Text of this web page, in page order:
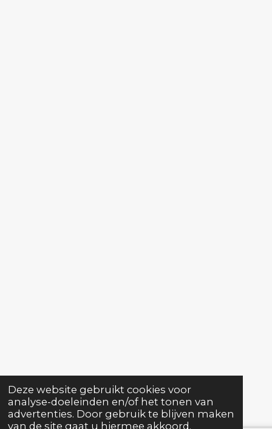
Deze website gebruikt cookies voor
analyse-doeleinden en/of het tonen van
advertenties. Door gebruik te blijven maken
van de site gaat u hiermee akkoord.